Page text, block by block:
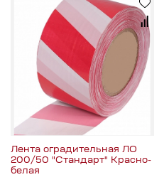
Лента оградительная ЛО
200/50 "Стандарт" Красно-
белая